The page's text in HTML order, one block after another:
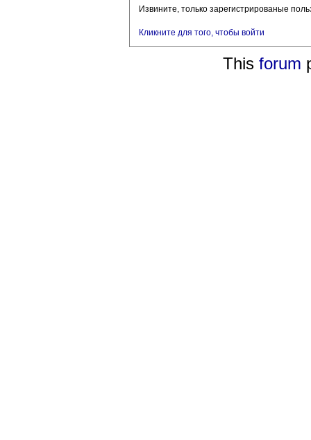
Извините, только зарегистрированые
Кликните для того, чтобы войти
This forum